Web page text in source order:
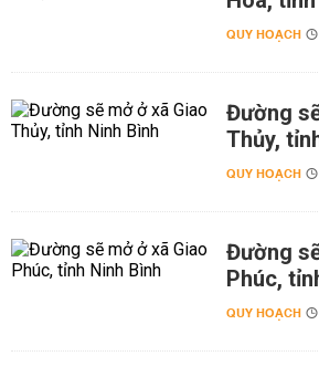
QUY HOẠCH
Đường
Thủy,
QUY HOẠCH
Đường
Phúc,
QUY HOẠCH